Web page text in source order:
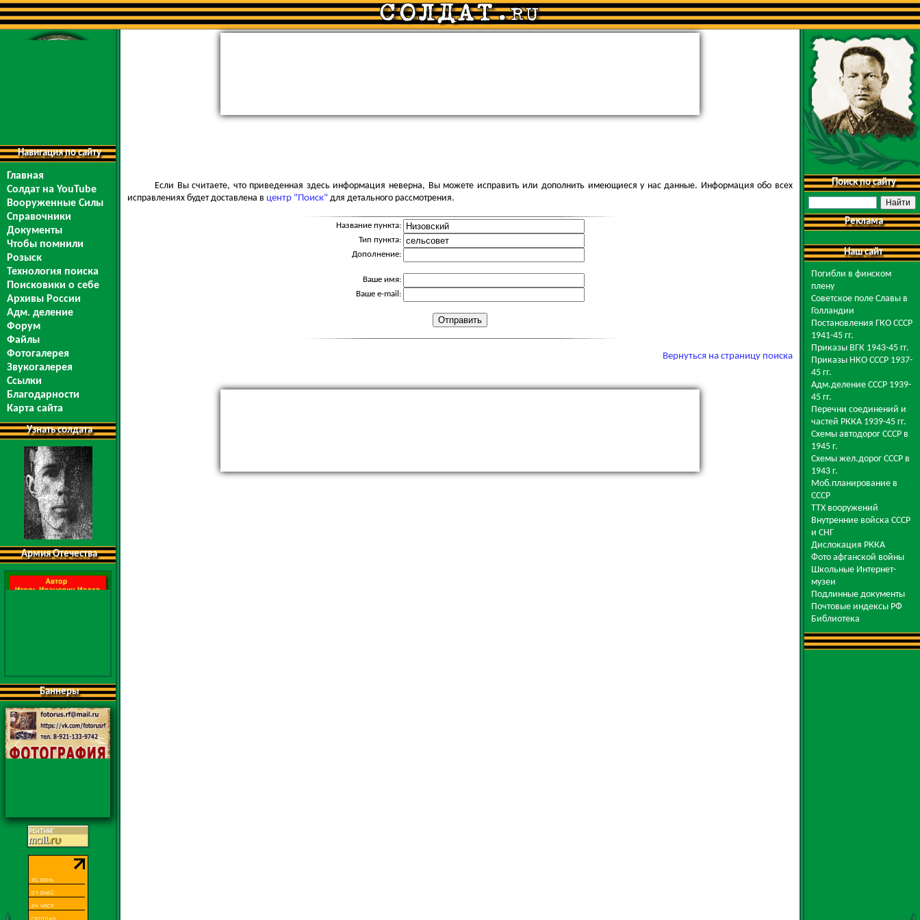
Навигация по сайту
Главная
Солдат на YouTube
Вооруженные Силы
Справочники
Документы
Чтобы помнили
Розыск
Технология поиска
Поисковики о себе
Архивы России
Адм. деление
Форум
Файлы
Фотогалерея
Звукогалерея
Ссылки
Благодарности
Карта сайта
Узнать солдата
Армия Отечества
Баннеры
Если Вы считаете, что приведенная здесь информация неверна, Вы можете исправить или дополнить имеющиеся у нас данные. Информация обо всех
исправлениях будет доставлена в центр "Поиск" для детального рассмотрения.
Название пункта:
Тип пункта:
Дополнение:
Ваше имя:
Ваше e-mail:
Вернуться на страницу поиска
Поиск по сайту
Реклама
Наш сайт
Погибли в финском
плену
Советское поле Славы в
Голландии
Постановления ГКО СССР
1941-45 гг.
Приказы ВГК 1943-45 гг.
Приказы НКО СССР 1937-
45 гг.
Адм.деление СССР 1939-
45 гг.
Перечни соединений и
частей РККА 1939-45 гг.
Схемы автодорог СССР в
1945 г.
Схемы жел.дорог СССР в
1943 г.
Моб.планирование в
СССР
ТТХ вооружений
Внутренние войска СССР
и СНГ
Дислокация РККА
Фото афганской войны
Школьные Интернет-
музеи
Подлинные документы
Почтовые индексы РФ
Библиотека